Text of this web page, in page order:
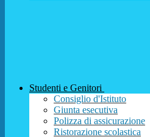
Studenti e Genitori
Consiglio d'Istituto
Giunta esecutiva
Polizza di assicurazione
Ristorazione scolastica